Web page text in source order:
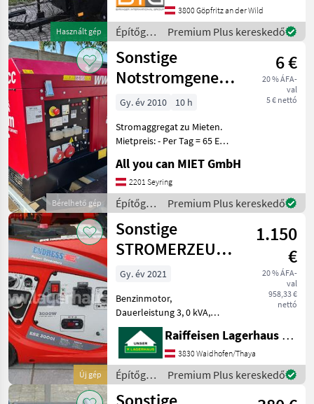
Használt gép
Anschlüsse - 1x 400 Volt / 32
Amp. Anschluss
3800 Göpfritz an der Wild
Építőgépek
/
Sonstige
Premium Plus kereskedő
Bérelhető gép
Sonstige
Notstromgenerator
Stromerzeuger
Stromaggregat
zu
6 €
20 % ÁFA-
val
5 € nettó
Gy. év 2010
10 h
Stromaggregat zu Mieten.
Mietpreis: - Per Tag = 65 EUR
Betriebsstunden/Tag) - Per
7 Tage = 325 EUR (inkl. 50
Betriebsstunden/Woche) -
Wochenende (
All you can MIET GmbH
2201 Seyring
Építőgépek
/
Sonstige
Premium Plus kereskedő
Új gép
Sonstige
STROMERZEUGER
ESE 3000 I
1.150
€
20 % ÁFA-
val
958,33 €
nettó
Gy. év 2021
Benzinmotor,
Dauerleistung 3, 0 kVA,
schallgedämmt, Elektro
und Handstart,
Invertertechnologie -
optimal für sensible
Verbraucher,
Ölmangelabschaltung,
Raiffeisen Lagerhaus Waidhofen/Thaya
3830 Waidhofen/Thaya
Építőgépek
/
Premium Plus kereskedő